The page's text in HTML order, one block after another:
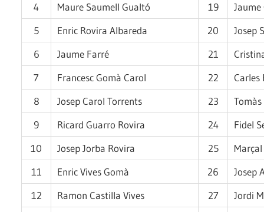
4
Maure Saumell Gualtó 19
5
Enric Rovira Albareda 20
Josep
6
Jaume Farré 21
7
Francesc Gomà Carol 22
Carles
8
Josep Carol Torrents 23
9
Ricard Guarro Rovira 24
Fidel
10
Josep Jorba Rovira 25
11
Enric Vives Gomà 26
Josep
12
Ramon Castilla Vives 27
Jordi